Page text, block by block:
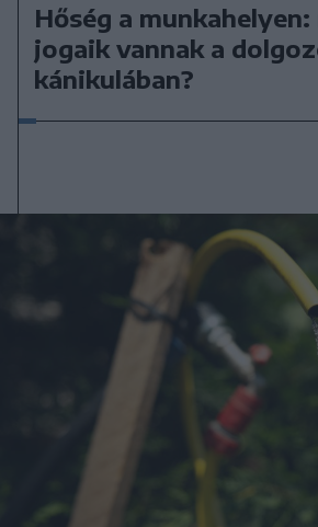
Hőség a
jogaik vannak a
kánikulában?